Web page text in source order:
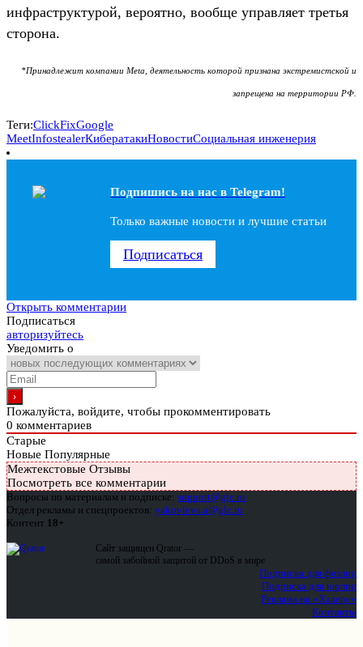
инфраструктурой, вероятно, вообще управляет третья
сторона.
*Принадлежит компании Meta, деятельность которой признана экстремистской и
запрещена на территории РФ.
Теги:ClickFixGoogle
MeetInfostealerКибератакиНовостиСоциальная инженерия
Подпишись на наc в Telegram!
Только важные новости и лучшие статьи
Подписаться
Открыть комментарии
Подписаться
авторизуйтесь
Уведомить о
Пожалуйста, войдите, чтобы прокомментировать
0 комментариев
Старые
Новые Популярные
Межтекстовые Отзывы
Посмотреть все комментарии
Вопросы по материалам и подписке: support@glc.ru
Отдел рекламы и спецпроектов: yakovleva.a@glc.ru
Контент 18+
Сайт защищен Qrator —
самой забойной защитой от DDoS в мире
Подписка для физлиц
Подписка для юрлиц
Реклама на «Хакере»
Контакты